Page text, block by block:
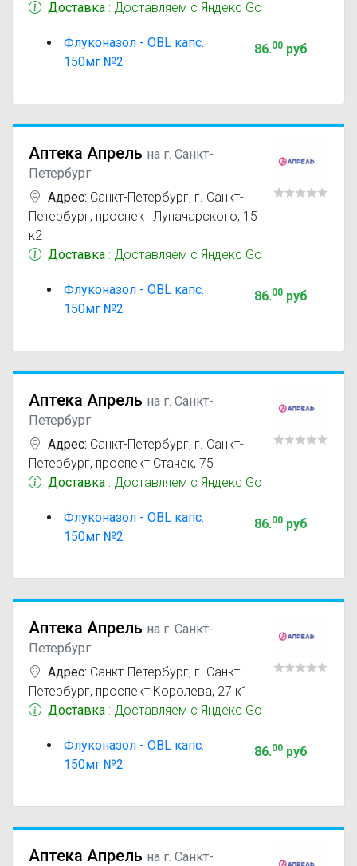
Доставка : Доставляем с Яндекс Go
Флуконазол - OBL капс.
150мг №2
86.00руб
Аптека Апрель на г. Санкт-
Петербург
Адрес: Санкт-Петербург, г. Санкт-
Петербург, проспект Луначарского, 15
к2
Доставка : Доставляем с Яндекс Go
Флуконазол - OBL капс.
150мг №2
86.00руб
Аптека Апрель на г. Санкт-
Петербург
Адрес: Санкт-Петербург, г. Санкт-
Петербург, проспект Стачек, 75
Доставка : Доставляем с Яндекс Go
Флуконазол - OBL капс.
150мг №2
86.00руб
Аптека Апрель на г. Санкт-
Петербург
Адрес: Санкт-Петербург, г. Санкт-
Петербург, проспект Королева, 27 к1
Доставка : Доставляем с Яндекс Go
Флуконазол - OBL капс.
150мг №2
86.00руб
Аптека Апрель на г. Санкт-